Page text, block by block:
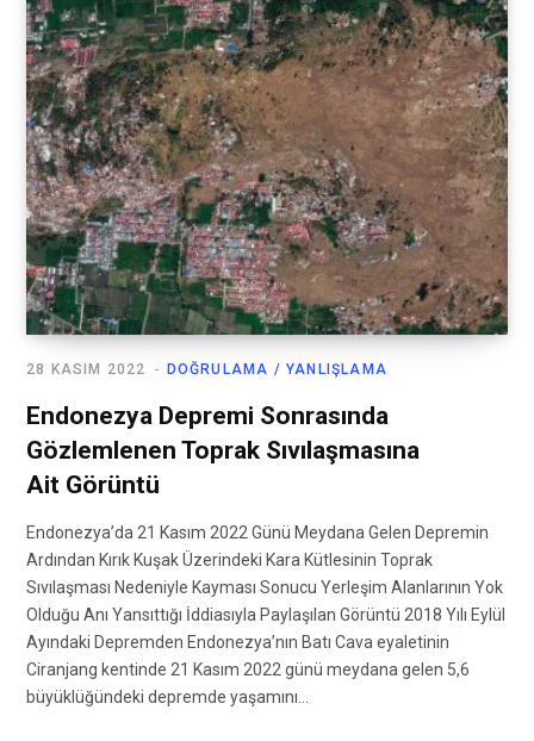
DOĞRULAMA / YANLIŞLAMA
28 KASIM 2022
Endonezya Depremi Sonrasında
Gözlemlenen Toprak Sıvılaşmasına
Ait Görüntü
Endonezya’da 21 Kasım 2022 Günü Meydana Gelen Depremin
Ardından Kırık Kuşak Üzerindeki Kara Kütlesinin Toprak
Sıvılaşması Nedeniyle Kayması Sonucu Yerleşim Alanlarının Yok
Olduğu Anı Yansıttığı İddiasıyla Paylaşılan Görüntü 2018 Yılı Eylül
Ayındaki Depremden Endonezya’nın Batı Cava eyaletinin
Ciranjang kentinde 21 Kasım 2022 günü meydana gelen 5,6
büyüklüğündeki depremde yaşamını…